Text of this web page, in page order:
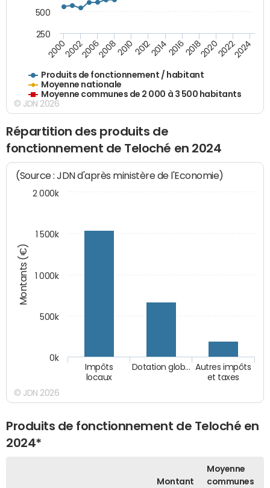
Produits de fonctionnement / habitant
Moyenne nationale
Moyenne communes de 2 000 à 3 500 habitants
200020022006200820102012201420162018202020222024
250
500
© JDN 2026
Répartition des produits de
fonctionnement de Teloché en 2024
Montants (€)
(Source : JDN d'après ministère de l'Economie)
Autres impôts
et taxes
Dotation glob…
Impôts
locaux
0k
500k
1 000k
1 500k
2 000k
© JDN 2026
Produits de fonctionnement de Teloché en
2024*
Montant
Moyenne
communes